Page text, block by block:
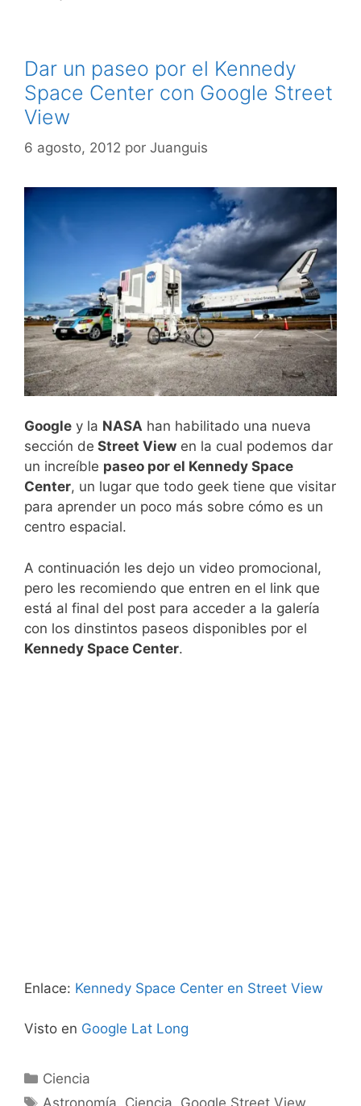
Dar un paseo por el Kennedy
Space Center con Google Street
View
6 agosto, 2012 por Juanguis
Google y la NASA han habilitado una nueva
sección de Street View en la cual podemos dar
un increíble paseo por el Kennedy Space
Center, un lugar que todo geek tiene que visitar
para aprender un poco más sobre cómo es un
centro espacial.
A continuación les dejo un video promocional,
pero les recomiendo que entren en el link que
está al final del post para acceder a la galería
con los dinstintos paseos disponibles por el
Kennedy Space Center.
Enlace: Kennedy Space Center en Street View
Visto en Google Lat Long
Categorías
Ciencia
Etiquetas